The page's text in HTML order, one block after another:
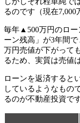
るのです（現在7,000
毎年▲500万円のロ
ーン残高」が3年間
万円売値が下がって
るため、実質は売値
ローンを返済すると
しているようなもの
るのが不動産投資です